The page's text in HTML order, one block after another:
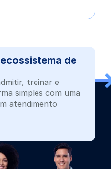
de
treinar e
simples com uma
atendimento